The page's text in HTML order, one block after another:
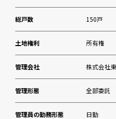
目黒区 総合庁舎
コナミスポーツクラブ目
三井住友銀行目黒支店
目黒区美術館
総戸数 150戸
土地権利 所有権
管理会社 株式会社
管理形態 全部委託
管理員の勤務形態 日勤